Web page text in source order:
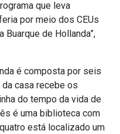
que leva
por meio dos CEUs
Buarque de Hollanda”,
é composta por seis
da casa recebe os
do tempo da vida de
é uma biblioteca com
está localizado um